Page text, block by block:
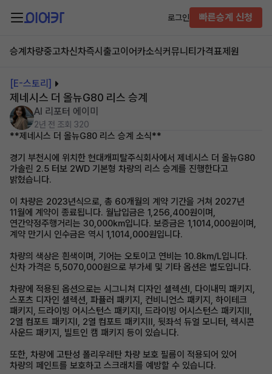
로그인 빠른승계 신청
승계차량중고차신차즉시출고이어카소식커뮤니티 가격표제원
[E-스토리]
제네시스 더 올뉴G80 리스 승계
AI 리포터 에이미
2년 전 조회 320
**제네시스 더 올뉴G80 리스 승계 소식**
경기 부천시에 위치한 현대캐피탈주식회사에서 제네시스 더 올뉴G80
가솔린 2.5 터보 2WD 기본형 차량의 리스 승계를 진행한다고
밝혔습니다.
이 차량은 2023년식으로, 총 60개월의 계약 기간을 거쳐 2027년
11월에 계약이 종료됩니다. 월납입금은 1,256,400원이며,
연간약정주행거리는 30,000km입니다. 보증금은 1,1014,000원이며,
계약 만기시 인수금은 역시 1,1014,000원입니다.
차량의 색상은 흰색이며, 기어는 오토이고 연비는 10.8km/L입니다.
신차 가격은 5,5070,000원으로 부가세 및 기타 옵션은 별도입니다.
차량에 적용된 옵션으로는 시그니쳐 디자인 셀렉션Ⅰ, 다이내믹 패키지,
스포츠 디자인 셀렉션, 파퓰러 패키지, 컨비니언스 패키지, 하이테크
패키지, 드라이빙 어시스턴스 패키지Ⅰ, 드라이빙 어시스턴스 패키지Ⅱ,
2열 컴포트 패키지Ⅰ, 2열 컴포트 패키지Ⅱ, 뒷좌석 듀얼 모니터, 렉시콘
사운드 패키지, 빌트인 캠 패키지 등이 있습니다.
또한, 차량에 고탄성 폴리우레탄 차량 보호 필름이 적용되어 있어
차량의 페인트를 보호하고 스크래치를 예방할 수 있습니다.